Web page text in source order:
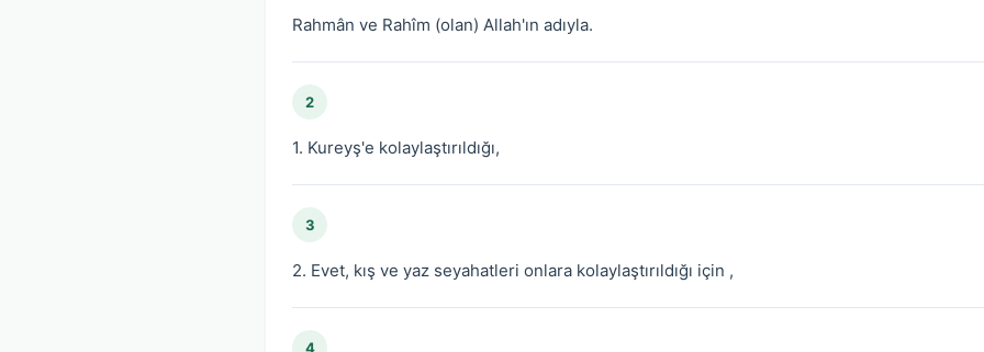
Rahmân ve Rahîm (olan) Allah'ın adıyla.
2
1. Kureyş'e kolaylaştırıldığı,
3
2. Evet, kış ve yaz seyahatleri onlara kolaylaştırıldığı için ,
4